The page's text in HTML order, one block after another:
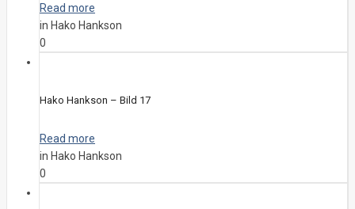
Read more
in Hako Hankson
0
Hako Hankson – Bild 17
Read more
in Hako Hankson
0